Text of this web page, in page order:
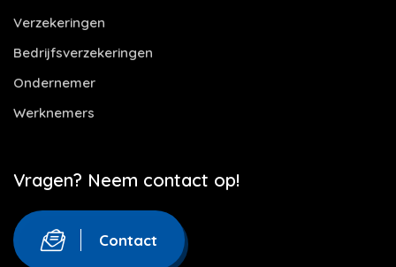
Verzekeringen
Bedrijfsverzekeringen
Ondernemer
Werknemers
Vragen? Neem contact op!
Contact